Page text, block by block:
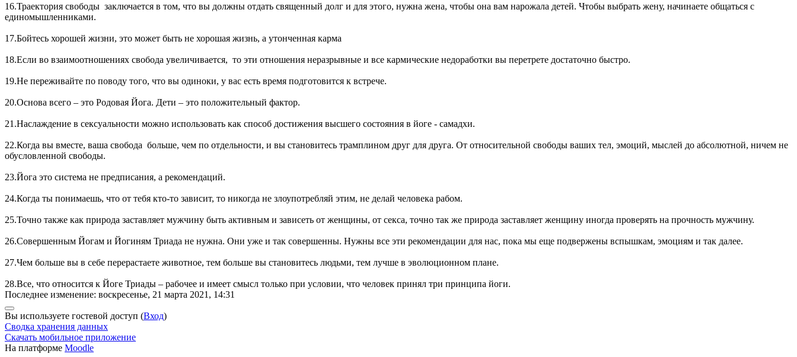
16.Траектория свободы заключается в том, что вы должны отдать священный долг и для этого, нужна жена, чтобы она вам нарожала детей. Чтобы выбрать жену, начинаете общаться с
единомышленниками.
17.Бойтесь хорошей жизни, это может быть не хорошая жизнь, а утонченная карма
18.Если во взаимоотношениях свобода увеличивается, то эти отношения неразрывные и все кармические недоработки вы перетрете достаточно быстро.
19.Не переживайте по поводу того, что вы одиноки, у вас есть время подготовится к встрече.
20.Основа всего – это Родовая Йога. Дети – это положительный фактор.
21.Наслаждение в сексуальности можно использовать как способ достижения высшего состояния в йоге - самадхи.
22.Когда вы вместе, ваша свобода больше, чем по отдельности, и вы становитесь трамплином друг для друга. От относительной свободы ваших тел, эмоций, мыслей до абсолютной, ничем не
обусловленной свободы.
23.Йога это система не предписания, а рекомендаций.
24.Когда ты понимаешь, что от тебя кто-то зависит, то никогда не злоупотребляй этим, не делай человека рабом.
25.Точно также как природа заставляет мужчину быть активным и зависеть от женщины, от секса, точно так же природа заставляет женщину иногда проверять на прочность мужчину.
26.Совершенным Йогам и Йогиням Триада не нужна. Они уже и так совершенны. Нужны все эти рекомендации для нас, пока мы еще подвержены вспышкам, эмоциям и так далее.
27.Чем больше вы в себе перерастаете животное, тем больше вы становитесь людьми, тем лучше в эволюционном плане.
28.Все, что относится к Йоге Триады – рабочее и имеет смысл только при условии, что человек принял три принципа йоги.
Последнее изменение: воскресенье, 21 марта 2021, 14:31
Вы используете гостевой доступ (Вход)
Сводка хранения данных
Скачать мобильное приложение
На платформе Moodle